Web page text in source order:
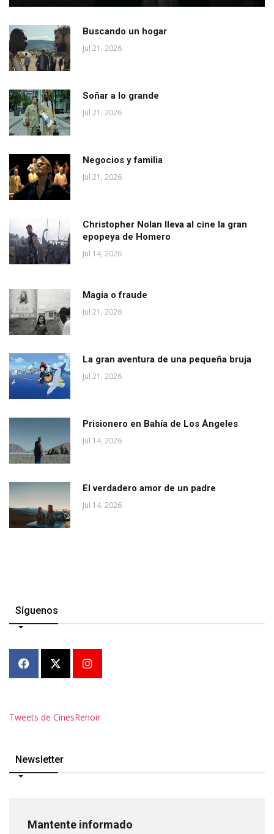
Buscando un hogar
Jul 21, 2026
Soñar a lo grande
Jul 21, 2026
Negocios y familia
Jul 21, 2026
Christopher Nolan lleva al cine la gran
epopeya de Homero
Jul 14, 2026
Magia o fraude
Jul 21, 2026
La gran aventura de una pequeña bruja
Jul 21, 2026
Prisionero en Bahía de Los Ángeles
Jul 14, 2026
El verdadero amor de un padre
Jul 14, 2026
Síguenos
Tweets de CinesRenoir
Newsletter
Mantente informado